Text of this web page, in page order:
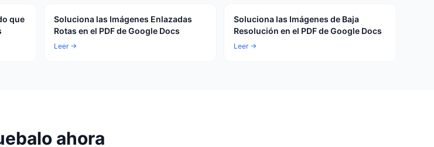
que
Soluciona las Imágenes Enlazadas
Rotas en el PDF de Google Docs
Leer →
Soluciona las Imágenes de Baja
Resolución en el PDF de Google Docs
Leer →
ahora